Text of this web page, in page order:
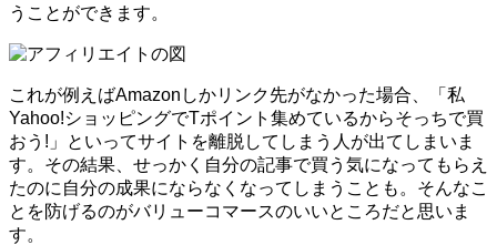
うことができます。
これが例えばAmazonしかリンク先がなかった場合、「私
Yahoo!ショッピングでTポイント集めているからそっちで買
おう!」といってサイトを離脱してしまう人が出てしまいま
す。その結果、せっかく自分の記事で買う気になってもらえ
たのに自分の成果にならなくなってしまうことも。そんなこ
とを防げるのがバリューコマースのいいところだと思いま
す。